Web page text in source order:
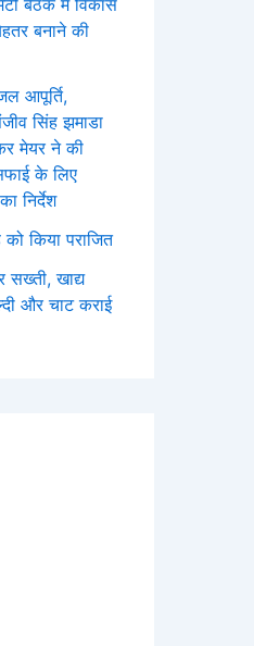
बैठक में विकास
बनाने की
आपूर्ति,
सिंह झमाडा
मेयर ने की
के लिए
निर्देश
किया पराजित
सख्ती, खाद्य
और चाट कराई